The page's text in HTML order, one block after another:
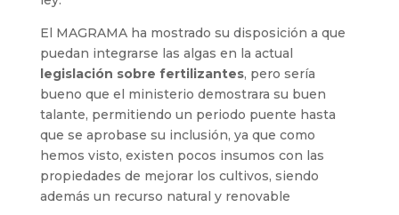
El MAGRAMA ha mostrado su disposición a que
puedan integrarse las algas en la actual
legislación sobre fertilizantes, pero sería
bueno que el ministerio demostrara su buen
talante, permitiendo un periodo puente hasta
que se aprobase su inclusión, ya que como
hemos visto, existen pocos insumos con las
propiedades de mejorar los cultivos, siendo
además un recurso natural y renovable